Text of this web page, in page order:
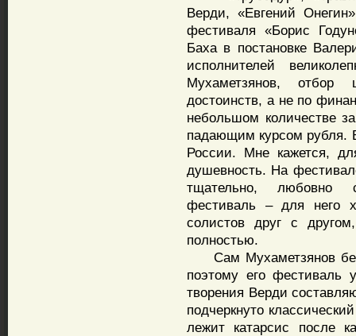
Верди, «Евгений
фестиваля «Борис
Баха в постановке
исполнителей
Мухаметзянов, отбор
достоинств, а не по
небольшом количестве
падающим курсом рубля.
России. Мне кажется,
душевность. На
тщательно, любовно
фестиваль – для него
солистов друг с
полностью.
Сам Мухаметзянов
поэтому его
творения Верди
подчеркнуто
лежит катарсис после